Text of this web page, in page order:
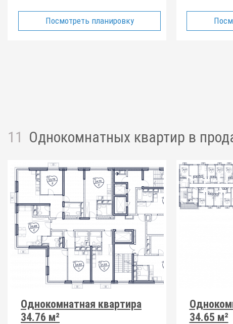
Посмотреть планировку
11 Однокомнатных квартир в
Однокомнатная квартира
34.76 м²
34.65 м²